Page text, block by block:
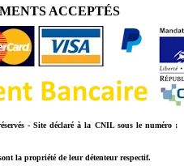
ACCEPTÉS
- Site déclaré à la CNIL sous le numéro :
la propriété de leur détenteur respectif.